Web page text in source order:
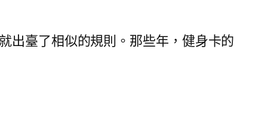
臺了相似的規則。那些年，健身卡的